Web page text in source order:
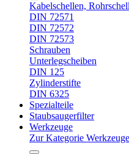
Kabelschellen,
DIN 72571
DIN 72572
DIN 72573
Schrauben
Unterlegscheiben
DIN 125
Zylinderstifte
DIN 6325
Spezialteile
Staubsaugerfilter
Werkzeuge
Zur Kategorie Werkzeuge